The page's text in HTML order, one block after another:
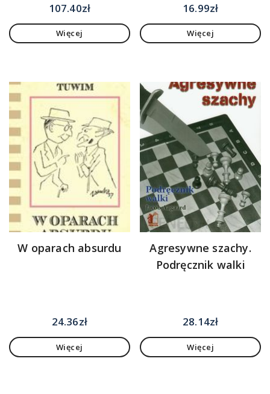
107.40zł
Więcej
16.99zł
Więcej
W oparach absurdu
24.36zł
Więcej
Agresywne szachy.
Podręcznik walki
28.14zł
Więcej